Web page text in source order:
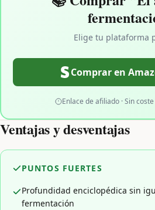
Elige tu plataforma
Comprar en
Enlace de afiliado · Sin
Ventajas y desventajas
PUNTOS FUERTES
Profundidad enciclopédica sin
fermentación